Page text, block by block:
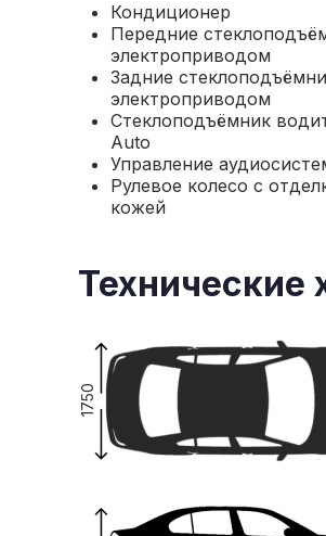
Кондиционер
Передние
электроприводом
Задние
электроприводом
Стеклоподъёмник
Auto
Управление
Рулевое колесо с
кожей
Технические
1750